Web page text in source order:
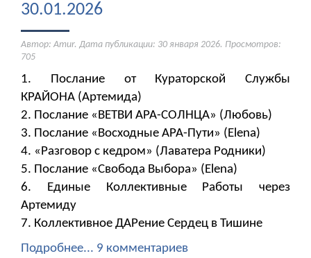
30.01.2026
Автор: Amur. Дата публикации: 30 января 2026. Просмотров:
705
1. Послание от Кураторской Службы
КРАЙОНА (Артемида)
2. Послание «ВЕТВИ АРА-СОЛНЦА» (Любовь)
3. Послание «Восходные АРА-Пути» (Elena)
4. «Разговор с кедром» (Лаватера Родники)
5. Послание «Свобода Выбора» (Elena)
6. ​​​​​​​Единые Коллективные Работы через
Артемиду
7. Коллективное ДАРение Сердец в Тишине
Подробнее... 9 комментариев